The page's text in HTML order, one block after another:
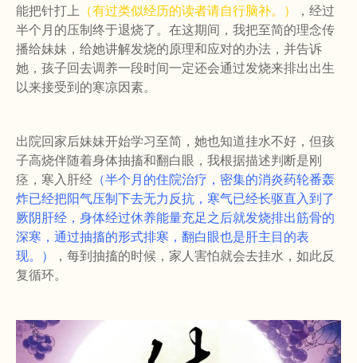
能把针打上
（有过类似经历的读者请自行脑补。）
，经过
半个月的压制终于退烧了。在这期间，我把至简的理念传
播给妹妹，给她讲解发烧的原理和应对的办法，并告诉
她，孩子回去调养一段时间一定还会通过发烧来排出出生
以来接受到的寒凉因素。
出院回家后妹妹开始学习至简，她也知道挂水不好，但孩
子高烧伴随着身体抽搐和翻白眼，我根据描述判断是刚
痉，寒入肝经 （半个月的住院治疗，密集的消炎药轮番轰
炸已经把阳气压制下去无力反抗，寒气已经长驱直入到了
厥阴肝经，身体经过休养能量充足之后就发烧排出筋骨的
深寒，通过抽搐的形式排寒，翻白眼也是肝主目的表
现。）
，每到抽搐的时候，家人害怕就会去挂水，如此反
复循环。